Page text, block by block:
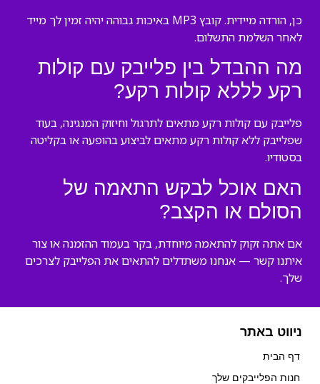
כן, הורדה מיידית. קובץ MP3 באיכות גבוהה יהיה זמין לך מייד
לאחר השלמת התשלום.
מה ההבדל בין פלייבק עם קולות
רקע לללא קולות רקע?
פלייבק עם קולות רקע מתאים לתרגול וחיזוק המנגינה, בעוד
שפלייבק ללא קולות רקע מתאים לביצוע בהופעה או בקליטה
בסטודיו.
האם אוכל לבקש התאמה של
הסולם או הקצב?
אם אתה זקוק להתאמה מיוחדת, בקר בעמוד ההזמנה או צור
איתנו קשר — אנחנו משתדלים להתאים את הפלייבק לצרכים
שלך.
ניווט באתר
דף הבית
חנות הפלייבקים שלך